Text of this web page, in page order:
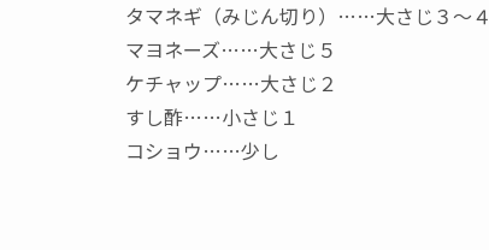
タマネギ（みじん切り）……大さじ３～４
マヨネーズ……大さじ５
ケチャップ……大さじ２
すし酢……小さじ１
コショウ……少し